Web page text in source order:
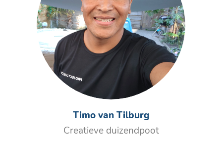
Timo van Tilburg
Creatieve duizendpoot